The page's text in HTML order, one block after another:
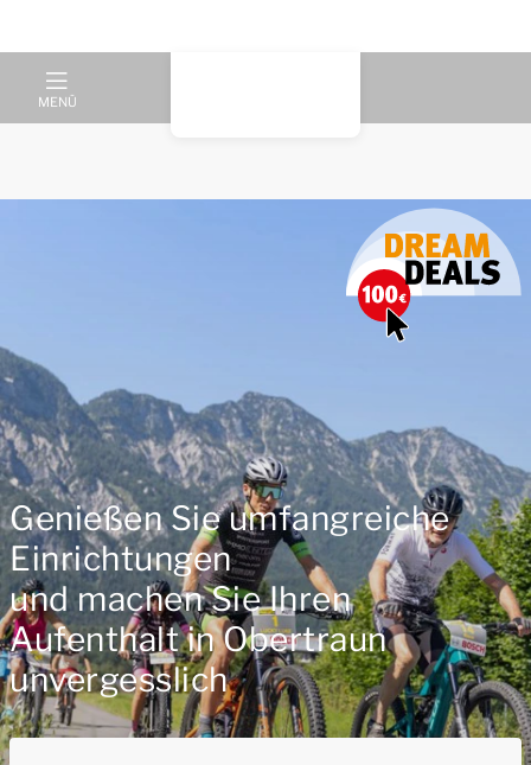
MENÜ
Genießen Sie umfangreiche
Einrichtungen
und machen Sie Ihren
Aufenthalt in Obertraun
unvergesslich